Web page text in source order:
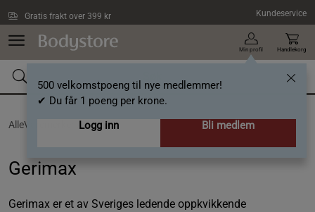
Gratis frakt over 399 kr Kundeservice
Min profil
500 velkomstpoeng til nye medlemmer!
✔ Du får 1 poeng per krone.
Logg inn
Bli medlem
Handlekorg
AlleVaremerker / Gerimax
Gerimax
Gerimax er et av Sveriges ledende oppkvikkende